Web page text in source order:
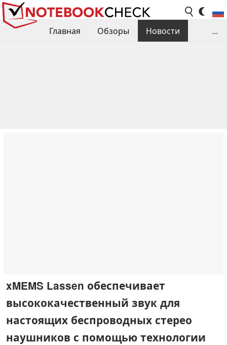
Главная Обзоры
Новости
...
xMEMS Lassen обеспечивает
высококачественный звук для
настоящих беспроводных стерео
наушников с помощью технологии